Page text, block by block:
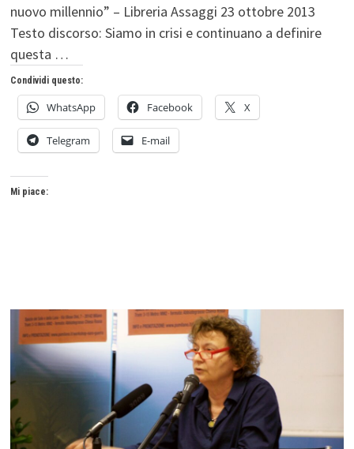
nuovo millennio” – Libreria Assaggi 23 ottobre 2013
Testo discorso: Siamo in crisi e continuano a definire
questa …
Condividi questo:
WhatsApp Facebook X
Telegram E-mail
Mi piace: